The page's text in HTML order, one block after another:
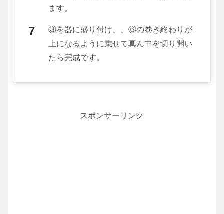
ます。
③を器に盛り付け、、⑥の巻き終わりが
上になるように乗せて真ん中を切り開い
たら完成です。
スポンサーリンク